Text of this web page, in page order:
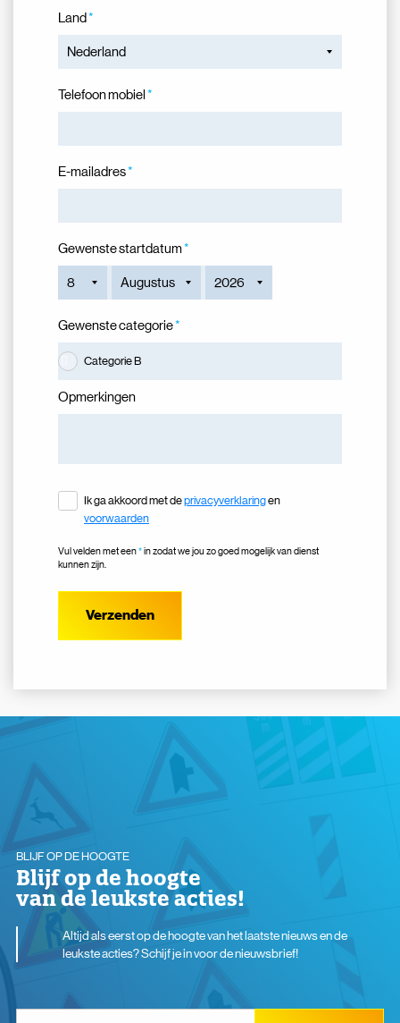
Zoeken naar
Anderen zochten ook
Land
Telefoon mobiel
E-mailadres
Gewenste startdatum
Gewenste categorie
Categorie B
Opmerkingen
Ik ga akkoord met deprivacyverklaringen
voorwaarden
Vul velden met een*in zodat we jou zo goed mogelijk van dienst
kunnen zijn.
Verzenden
BLIJF OP DE HOOGTE
Blijf op de hoogte
van de leukste acties!
Altijd als eerst op de hoogte van het laatste nieuws en de
leukste acties? Schijf je in voor de nieuwsbrief!